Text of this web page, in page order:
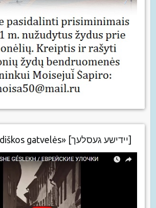
Eilėraštis «Žydiškos gatvelės» [יידישע געסלעך]